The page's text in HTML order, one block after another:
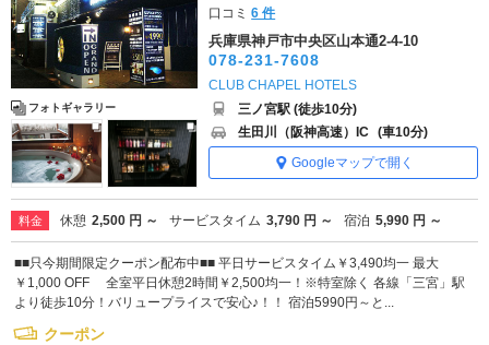
フォトギャラリー
口コミ6 件
兵庫県神戸市中央区山本通2-4-10
078-231-7608
CLUB CHAPEL HOTELS
三ノ宮駅 (徒歩10分)
生田川（阪神高速）IC (車10分)
Googleマップで開く
料金 休憩 2,500 円 ～ サービスタイム 3,790 円 ～ 宿泊 5,990 円 ～
■■只今期間限定クーポン配布中■■ 平日サービスタイム￥3,490均一 最大
￥1,000 OFF 全室平日休憩2時間￥2,500均一！※特室除く 各線「三宮」駅
より徒歩10分！バリュープライスで安心♪！！ 宿泊5990円～と...
クーポン